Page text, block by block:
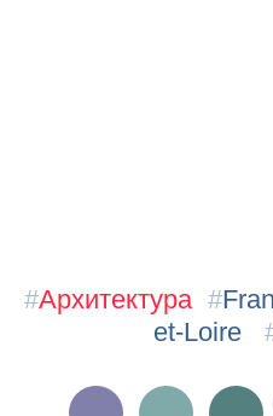
#Архитектура #
et-Loire